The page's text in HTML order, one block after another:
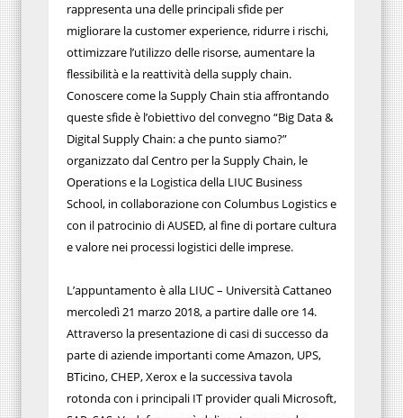
rappresenta una delle principali sfide per
migliorare la customer experience, ridurre i rischi,
ottimizzare l’utilizzo delle risorse, aumentare la
flessibilità e la reattività della supply chain.
Conoscere come la Supply Chain stia affrontando
queste sfide è l’obiettivo del convegno “Big Data &
Digital Supply Chain: a che punto siamo?”
organizzato dal Centro per la Supply Chain, le
Operations e la Logistica della LIUC Business
School, in collaborazione con Columbus Logistics e
con il patrocinio di AUSED, al fine di portare cultura
e valore nei processi logistici delle imprese.
L’appuntamento è alla LIUC – Università Cattaneo
mercoledì 21 marzo 2018, a partire dalle ore 14.
Attraverso la presentazione di casi di successo da
parte di aziende importanti come Amazon, UPS,
BTicino, CHEP, Xerox e la successiva tavola
rotonda con i principali IT provider quali Microsoft,